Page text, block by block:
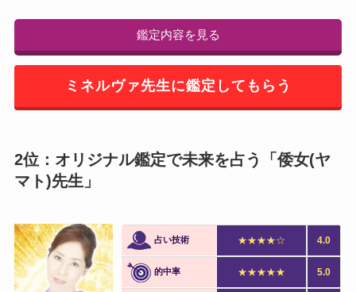
鑑定内容を見る
ミネルヴァ先生に鑑定してもらう
2位：オリジナル鑑定で未来を占う「倭女(ヤ
マト)先生」
占い技術 ★★★★☆ 4.0
的中率 ★★★★★ 5.0